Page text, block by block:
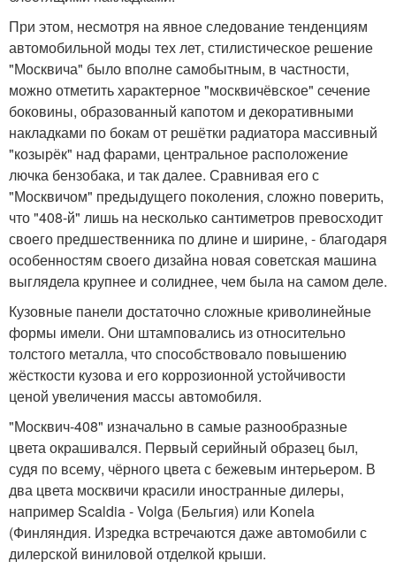
При этом, несмотря на явное следование тенденциям
автомобильной моды тех лет, стилистическое решение
"Москвича" было вполне самобытным, в частности,
можно отметить характерное "москвичёвское" сечение
боковины, образованный капотом и декоративными
накладками по бокам от решётки радиатора массивный
"козырёк" над фарами, центральное расположение
лючка бензобака, и так далее. Сравнивая его с
"Москвичом" предыдущего поколения, сложно поверить,
что "408-й" лишь на несколько сантиметров превосходит
своего предшественника по длине и ширине, - благодаря
особенностям своего дизайна новая советская машина
выглядела крупнее и солиднее, чем была на самом деле.
Кузовные панели достаточно сложные криволинейные
формы имели. Они штамповались из относительно
толстого металла, что способствовало повышению
жёсткости кузова и его коррозионной устойчивости
ценой увеличения массы автомобиля.
"Москвич-408" изначально в самые разнообразные
цвета окрашивался. Первый серийный образец был,
судя по всему, чёрного цвета с бежевым интерьером. В
два цвета москвичи красили иностранные дилеры,
например Scaldia - Volga (Бельгия) или Konela
(Финляндия. Изредка встречаются даже автомобили с
дилерской виниловой отделкой крыши.